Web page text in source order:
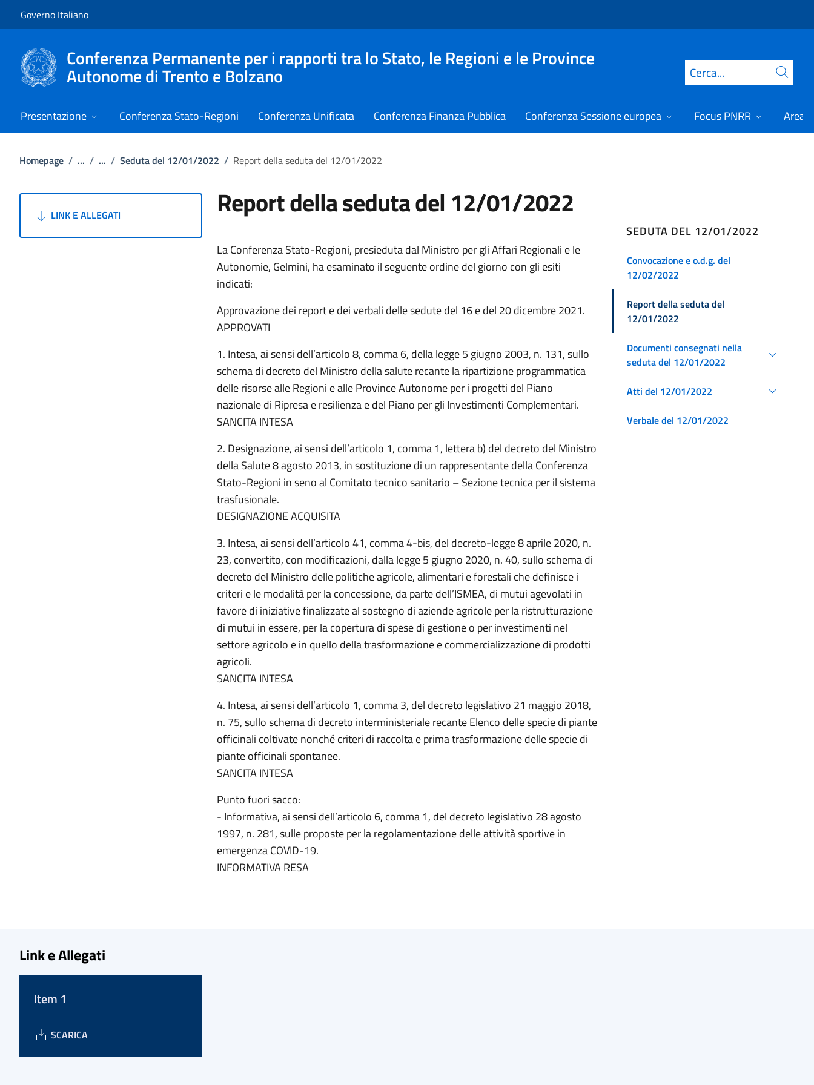
Governo Italiano
Conferenza Permanente per i rapporti tra lo Stato, le Regioni e le Province
Autonome di Trento e Bolzano Cerca
Presentazione Conferenza Stato-Regioni Conferenza Unificata Conferenza Finanza Pubblica Conferenza Sessione europea Focus PNRR Area
Homepage / ... / ... / Seduta del 12/01/2022 / Report della seduta del 12/01/2022
LINK E ALLEGATI Report della seduta del 12/01/2022
La Conferenza Stato-Regioni, presieduta dal Ministro per gli Affari Regionali e le
Autonomie, Gelmini, ha esaminato il seguente ordine del giorno con gli esiti
indicati:
Approvazione dei report e dei verbali delle sedute del 16 e del 20 dicembre 2021.
APPROVATI
1. Intesa, ai sensi dell’articolo 8, comma 6, della legge 5 giugno 2003, n. 131, sullo
schema di decreto del Ministro della salute recante la ripartizione programmatica
delle risorse alle Regioni e alle Province Autonome per i progetti del Piano
nazionale di Ripresa e resilienza e del Piano per gli Investimenti Complementari.
SANCITA INTESA
2. Designazione, ai sensi dell’articolo 1, comma 1, lettera b) del decreto del Ministro
della Salute 8 agosto 2013, in sostituzione di un rappresentante della Conferenza
Stato-Regioni in seno al Comitato tecnico sanitario – Sezione tecnica per il sistema
trasfusionale.
DESIGNAZIONE ACQUISITA
3. Intesa, ai sensi dell’articolo 41, comma 4-bis, del decreto-legge 8 aprile 2020, n.
23, convertito, con modificazioni, dalla legge 5 giugno 2020, n. 40, sullo schema di
decreto del Ministro delle politiche agricole, alimentari e forestali che definisce i
criteri e le modalità per la concessione, da parte dell’ISMEA, di mutui agevolati in
favore di iniziative finalizzate al sostegno di aziende agricole per la ristrutturazione
di mutui in essere, per la copertura di spese di gestione o per investimenti nel
settore agricolo e in quello della trasformazione e commercializzazione di prodotti
agricoli.
SANCITA INTESA
4. Intesa, ai sensi dell’articolo 1, comma 3, del decreto legislativo 21 maggio 2018,
n. 75, sullo schema di decreto interministeriale recante Elenco delle specie di piante
officinali coltivate nonché criteri di raccolta e prima trasformazione delle specie di
piante officinali spontanee.
SANCITA INTESA
Punto fuori sacco:
- Informativa, ai sensi dell’articolo 6, comma 1, del decreto legislativo 28 agosto
1997, n. 281, sulle proposte per la regolamentazione delle attività sportive in
emergenza COVID-19.
INFORMATIVA RESA
SEDUTA DEL 12/01/2022
Convocazione e o.d.g. del
12/02/2022
Report della seduta del
12/01/2022
Documenti consegnati nella
seduta del 12/01/2022
Atti del 12/01/2022
Verbale del 12/01/2022
Link e Allegati
Item 1
SCARICA